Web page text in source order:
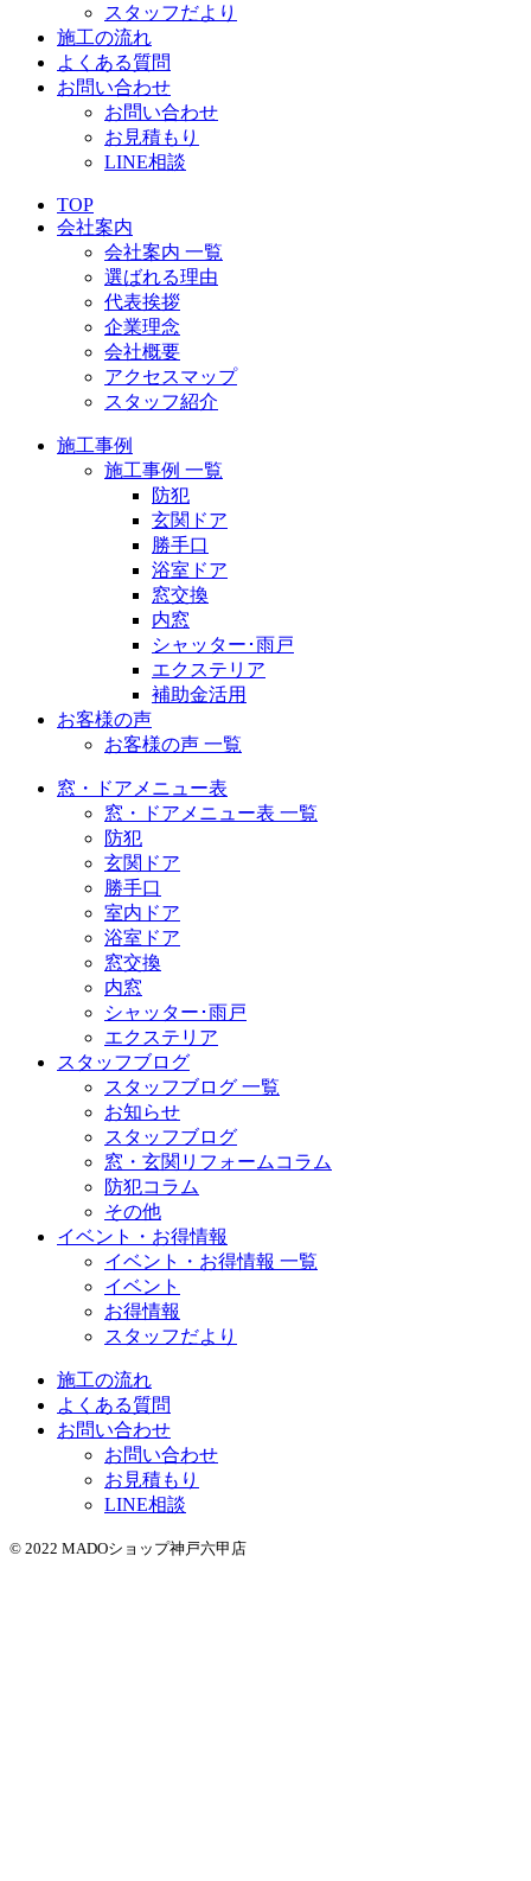
スタッフだより
施工の流れ
よくある質問
お問い合わせ
お問い合わせ
お見積もり
LINE相談
TOP
会社案内
会社案内 一覧
選ばれる理由
代表挨拶
企業理念
会社概要
アクセスマップ
スタッフ紹介
施工事例
施工事例 一覧
防犯
玄関ドア
勝手口
浴室ドア
窓交換
内窓
シャッター･雨戸
エクステリア
補助金活用
お客様の声
お客様の声 一覧
窓・ドアメニュー表
窓・ドアメニュー表 一覧
防犯
玄関ドア
勝手口
室内ドア
浴室ドア
窓交換
内窓
シャッター･雨戸
エクステリア
スタッフブログ
スタッフブログ 一覧
お知らせ
スタッフブログ
窓・玄関リフォームコラム
防犯コラム
その他
イベント・お得情報
イベント・お得情報 一覧
イベント
お得情報
スタッフだより
施工の流れ
よくある質問
お問い合わせ
お問い合わせ
お見積もり
LINE相談
© 2022 MADOショップ神戸六甲店